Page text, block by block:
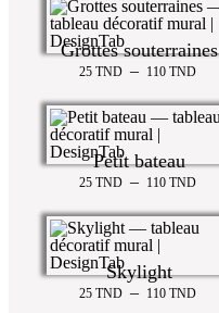
Grottes souterraines
25 TND – 110 TND
Petit bateau
25 TND – 110 TND
Skylight
25 TND – 110 TND